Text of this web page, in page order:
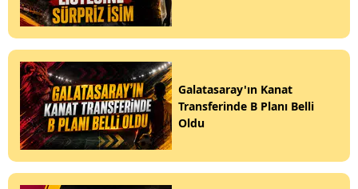
Galatasaray'ın Kanat
Transferinde B Planı Belli
Oldu